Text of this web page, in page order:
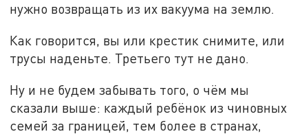
нужно возвращать из их вакуума на землю.
Как говорится, вы или крестик снимите, или
трусы наденьте. Третьего тут не дано.
Ну и не будем забывать того, о чём мы
сказали выше: каждый ребёнок из чиновных
семей за границей, тем более в странах,